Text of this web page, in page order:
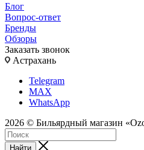
Блог
Вопрос-ответ
Бренды
Обзоры
Заказать звонок
Астрахань
Telegram
MAX
WhatsApp
2026 © Бильярдный магазин
Найти